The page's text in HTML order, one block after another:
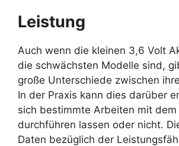
Leistung
Auch wenn die kleinen 3,6 Volt
die schwächsten Modelle sind,
große Unterschiede zwischen
In der Praxis kann dies darüber
sich bestimmte Arbeiten mit dem
durchführen lassen oder nicht.
Daten bezüglich der